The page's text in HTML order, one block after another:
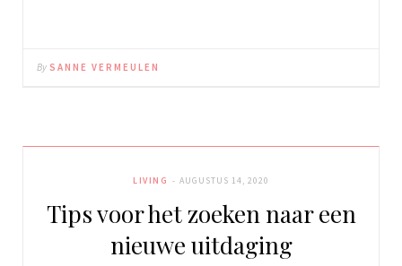
By SANNE VERMEULEN
LIVING AUGUSTUS 14, 2020
Tips voor het zoeken naar een
nieuwe uitdaging